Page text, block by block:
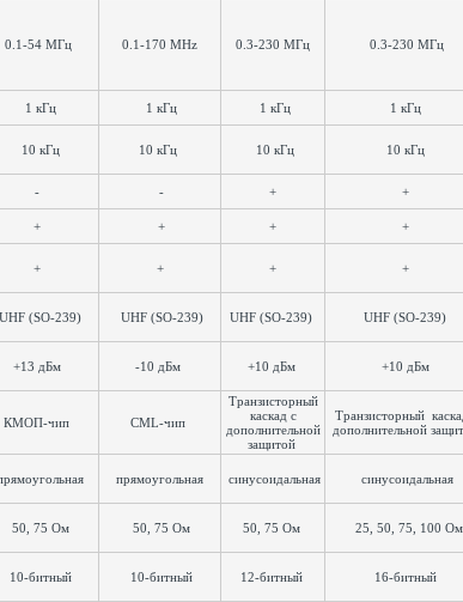
0.1-54 МГц 0.1-170 MHz 0.3-230 МГц 0.3-230 МГц
1 кГц 1 кГц 1 кГц 1 кГц
10 кГц 10 кГц 10 кГц 10 кГц
- - + +
+ + + +
+ + + +
UHF (SO-239) UHF (SO-239) UHF (SO-239) UHF (SO-239)
+13 дБм -10 дБм +10 дБм +10 дБм
КМОП-чип CML-чип
Транзисторный
каскад с
дополнительной
защитой
Транзисторный
дополнительной
прямоугольная синусоидальная синусоидальная
50, 75 Ом 50, 75 Ом 50, 75 Ом 25, 50, 75, 100 Ом
10-битный 10-битный 12-битный 16-битный